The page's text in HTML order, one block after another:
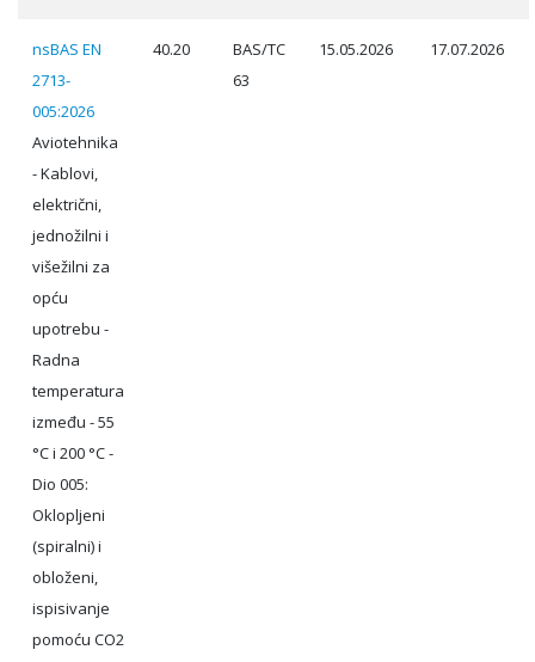
nsBAS EN
2713-
005:2026
Aviotehnika
- Kablovi,
električni,
jednožilni i
višežilni za
opću
upotrebu -
Radna
temperatura
između - 55
°C i 200 °C -
Dio 005:
Oklopljeni
(spiralni) i
obloženi,
ispisivanje
pomoću CO2
40.20
BAS/TC
63
15.05.2026 17.07.2026